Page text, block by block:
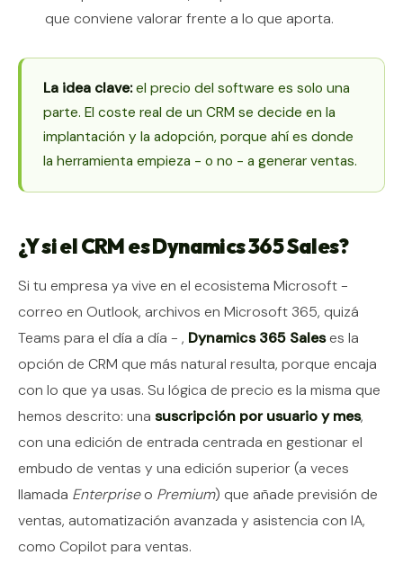
que conviene valorar frente a lo que aporta.
La idea clave:el precio del software es solo una
parte. El coste real de un CRM se decide en la
implantación y la adopción, porque ahí es donde
la herramienta empieza - o no - a generar ventas.
¿Y si el CRM es Dynamics 365 Sales?
Si tu empresa ya vive en el ecosistema Microsoft -
correo en Outlook, archivos en Microsoft 365, quizá
Teams para el día a día - , Dynamics 365 Saleses la
opción de CRM que más natural resulta, porque encaja
con lo que ya usas. Su lógica de precio es la misma que
hemos descrito: una suscripción por usuario y mes,
con una edición de entrada centrada en gestionar el
embudo de ventas y una edición superior (a veces
llamada Enterpriseo Premium) que añade previsión de
ventas, automatización avanzada y asistencia con IA,
como Copilot para ventas.